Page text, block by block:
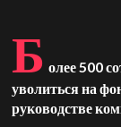
Б олее 500
уволиться на
руководстве